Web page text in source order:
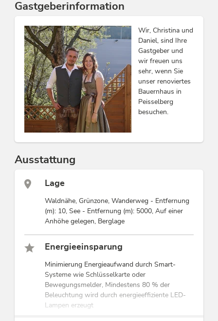
Gastgeberinformation
Wir, Christina und
Daniel, sind Ihre
Gastgeber und
wir freuen uns
sehr, wenn Sie
unser renoviertes
Bauernhaus in
Peisselberg
besuchen.
Ausstattung
Lage
Waldnähe, Grünzone, Wanderweg - Entfernung
(m): 10, See - Entfernung (m): 5000, Auf einer
Anhöhe gelegen, Berglage
Energieeinsparung
Minimierung Energieaufwand durch Smart-
Systeme wie Schlüsselkarte oder
Bewegungsmelder, Mindestens 80 % der
Beleuchtung wird durch energieeffiziente LED-
Lampen erzeugt